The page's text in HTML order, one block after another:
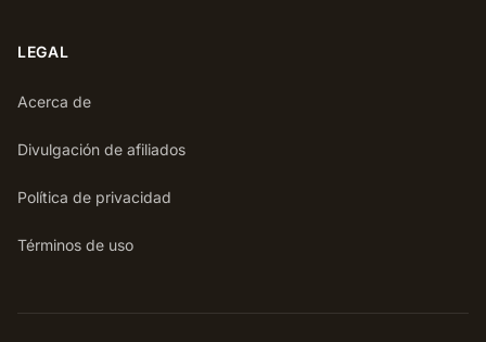
LEGAL
Acerca de
Divulgación de afiliados
Política de privacidad
Términos de uso